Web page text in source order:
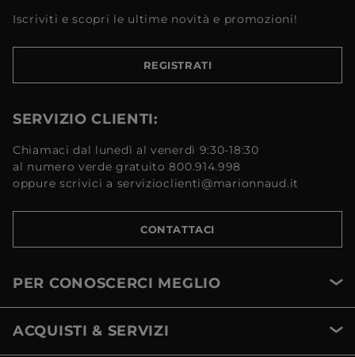
Iscriviti e scopri le ultime novità e promozioni!
REGISTRATI
SERVIZIO CLIENTI:
Chiamaci dal lunedì al venerdì 9:30-18:30
al numero verde gratuito 800.914.998
oppure scrivici a servizioclienti@marionnaud.it
CONTATTACI
PER CONOSCERCI MEGLIO
ACQUISTI & SERVIZI